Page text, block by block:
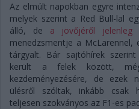
Az elmúlt napokban egyre
melyek szerint a Red Bull-lal
álló, de a jövőjéről jelenleg
menedzsmentje a
tárgyalt. Bár sajtóhírek
került a felek között,
kezdeményezésére, de ezek
ülésről szóltak, inkább csak
teljesen szokványos az F1-es